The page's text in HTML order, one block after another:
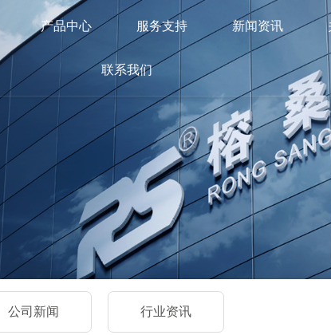
产品中心 服务支持 新闻资讯
联系我们
公司新闻 行业资讯